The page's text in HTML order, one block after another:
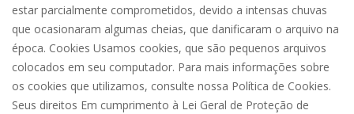
estar parcialmente comprometidos, devido a intensas chuvas
que ocasionaram algumas cheias, que danificaram o arquivo na
época. Cookies Usamos cookies, que são pequenos arquivos
colocados em seu computador. Para mais informações sobre
os cookies que utilizamos, consulte nossa Política de Cookies.
Seus direitos Em cumprimento à Lei Geral de Proteção de